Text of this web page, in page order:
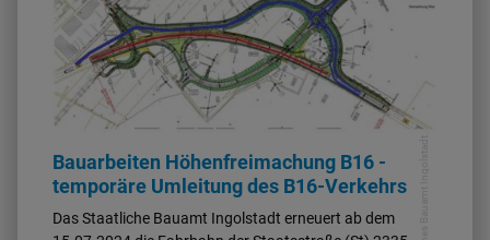
Bauarbeiten Höhenfreimachung B16 -
temporäre Umleitung des B16-Verkehrs
Das Staatliche Bauamt Ingolstadt erneuert ab dem